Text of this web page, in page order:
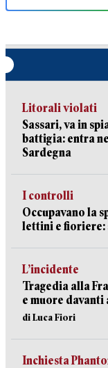
Litorali violati
Sassari, va in
battigia: entra
Sardegna
I controlli
Occupavano la
lettini e fioriere:
L’incidente
Tragedia alla
e muore davanti
di Luca Fiori
Inchiesta